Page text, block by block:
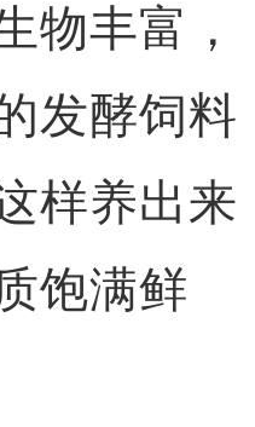
物丰富，
发酵饲料
样养出来
饱满鲜